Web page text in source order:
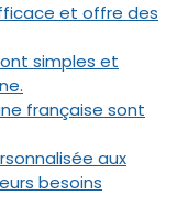
et offre des
simples et
française sont
aux
besoins